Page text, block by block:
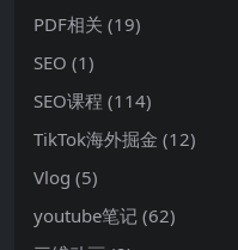
PDF相关 (19)
SEO (1)
SEO课程 (114)
TikTok海外掘金 (12)
Vlog (5)
youtube笔记 (62)